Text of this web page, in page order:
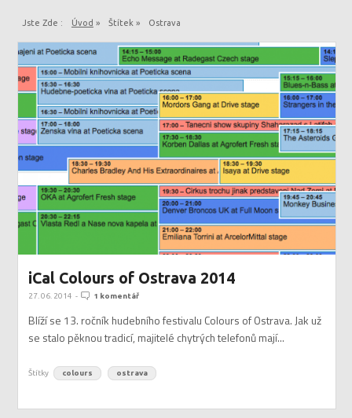
Jste Zde : Úvod » Štítek » Ostrava
iCal Colours of Ostrava 2014
27. 06. 2014 - 1 komentář
Blíží se 13. ročník hudebního festivalu Colours of Ostrava. Jak už
se stalo pěknou tradicí, majitelé chytrých telefonů mají...
Štítky colours ostrava